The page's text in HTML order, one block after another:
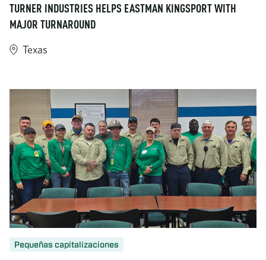
TURNER INDUSTRIES HELPS EASTMAN KINGSPORT WITH
MAJOR TURNAROUND
Texas
Pequeñas capitalizaciones